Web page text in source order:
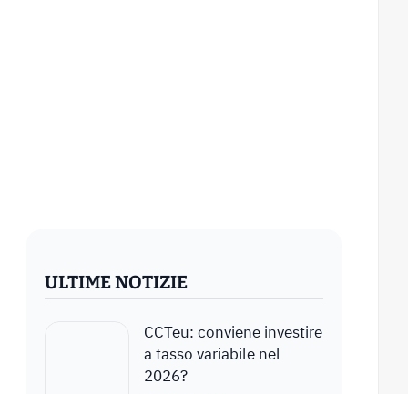
ULTIME NOTIZIE
CCTeu: conviene investire
a tasso variabile nel
2026?